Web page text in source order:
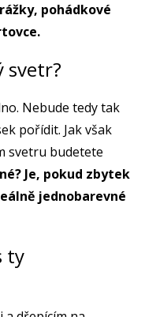
pohádkové
svetr?
Nebude tedy tak
pořídit. Jak však
svetru budetete
Je, pokud zbytek
jednobarevné
ty